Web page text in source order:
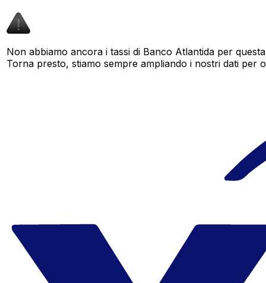
Non abbiamo ancora i tassi di Banco Atlantida per
Torna presto, stiamo sempre ampliando i nostri dati per